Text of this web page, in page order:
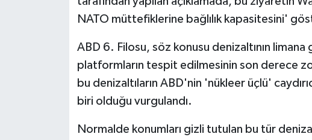
NATO müttefiklerine bağlılık kapasitesini'
ABD 6. Filosu, söz konusu denizaltının limana
platformların tespit edilmesinin son derece
bu denizaltıların ABD'nin 'nükleer üçlü'
biri olduğu vurgulandı.
Normalde konumları gizli tutulan bu tür